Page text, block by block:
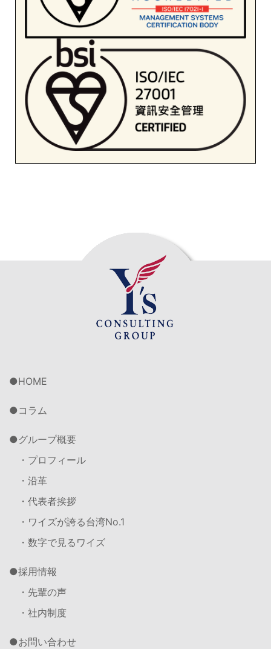
HOME
コラム
グループ概要
・プロフィール
・沿革
・代表者挨拶
・ワイズが誇る台湾No.1
・数字で見るワイズ
採用情報
・先輩の声
・社内制度
お問い合わせ